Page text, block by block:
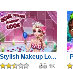
Stylish Makeup Look
4K